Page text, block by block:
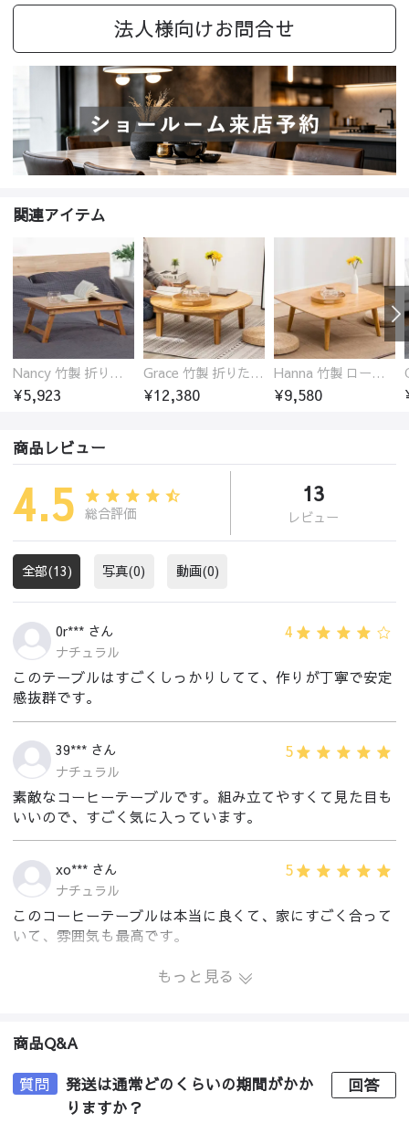
法人様向けお問合せ
関連アイテム
Nancy 竹製 折りたたみ式ローテーブル センターテーブル
¥5,923
Grace 竹製 折りたたみ式ローテーブル センターテーブル センターテーブル 円型
¥12,380
Hanna 竹製 ローテーブル センターテーブル 北欧テイスト 組立簡単
¥9,580
商品レビュー
4.5 総合評価
13
レビュー
全部(13) 写真(0) 動画(0)
0r*** さん 4
ナチュラル
このテーブルはすごくしっかりしてて、作りが丁寧で安定
感抜群です。
39*** さん 5
ナチュラル
素敵なコーヒーテーブルです。組み立てやすくて見た目も
いいので、すごく気に入っています。
xo*** さん 5
ナチュラル
このコーヒーテーブルは本当に良くて、家にすごく合って
いて、雰囲気も最高です。
もっと見る
商品Q&A
質問
発送は通常どのくらいの期間がかか
りますか？
回答